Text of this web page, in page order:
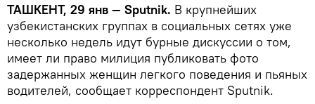
ТАШКЕНТ, 29 янв — Sputnik. В крупнейших
узбекистанских группах в социальных сетях уже
несколько недель идут бурные дискуссии о том,
имеет ли право милиция публиковать фото
задержанных женщин легкого поведения и пьяных
водителей, сообщает корреспондент Sputnik.